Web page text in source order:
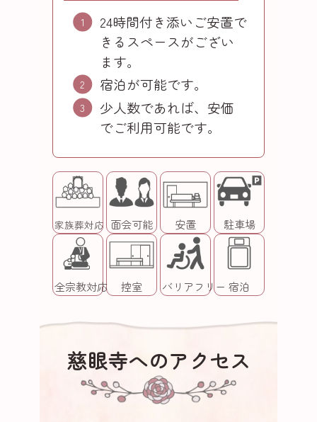
24時間付き添いご安置で
きるスペースがござい
ます。
宿泊が可能です。
少人数であれば、安価
でご利用可能です。
家族葬対応 面会可能 安置 駐車場
全宗教対応 控室 バリアフリー 宿泊
慈眼寺へのアクセス